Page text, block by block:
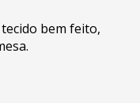
bem feito,